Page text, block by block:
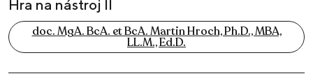
Hra na nástroj II
doc. MgA. BcA. et BcA. Martin Hroch, Ph.D., MBA,
LL.M., Ed.D.